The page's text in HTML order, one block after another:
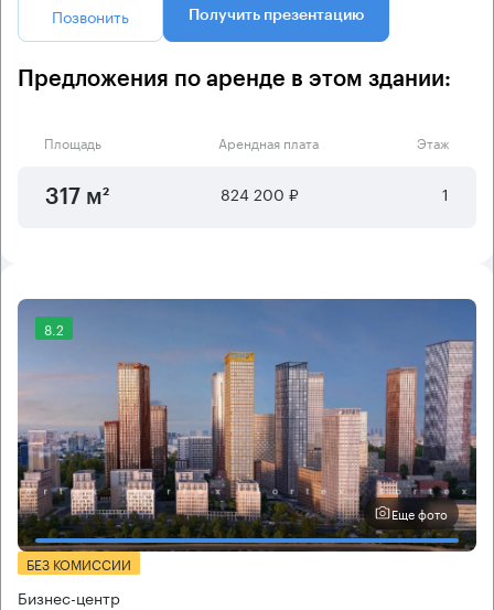
Позвонить Получить презентацию
Предложения по аренде в этом здании:
Площадь Арендная плата Этаж
317 м² 824 200 ₽ 1
8.2
Еще фото
БЕЗ КОМИССИИ
Бизнес-центр